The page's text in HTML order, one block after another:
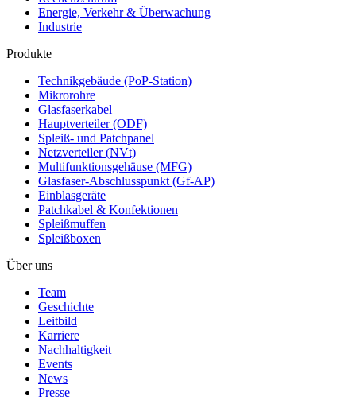
Energie, Verkehr & Überwachung
Industrie
Produkte
Technikgebäude (PoP-Station)
Mikrorohre
Glasfaserkabel
Hauptverteiler (ODF)
Spleiß- und Patchpanel
Netzverteiler (NVt)
Multifunktionsgehäuse (MFG)
Glasfaser-Abschlusspunkt (Gf-AP)
Einblasgeräte
Patchkabel & Konfektionen
Spleißmuffen
Spleißboxen
Über uns
Team
Geschichte
Leitbild
Karriere
Nachhaltigkeit
Events
News
Presse